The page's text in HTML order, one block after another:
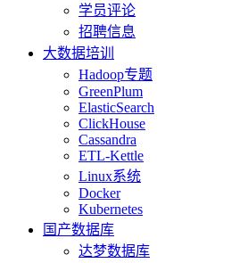
学员评论
招聘信息
大数据培训
Hadoop专题
GreenPlum
ElasticSearch
ClickHouse
Cassandra
ETL-Kettle
Linux系统
Docker
Kubernetes
国产数据库
达梦数据库